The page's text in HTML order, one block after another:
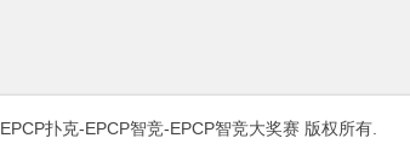
EPCP扑克-EPCP智竞-EPCP智竞大奖赛 版权所有.